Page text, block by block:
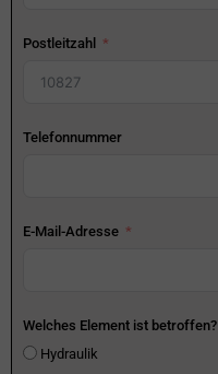
Postleitzahl
Telefonnummer
E-Mail-Adresse
Welches Element ist betroffen?
Hydraulik